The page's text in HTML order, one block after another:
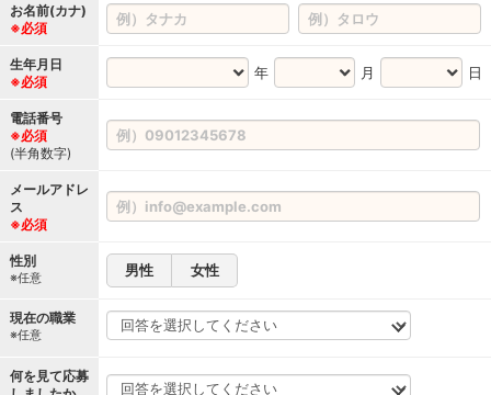
お名前(カナ)
※必須
生年月日
※必須
年 月 日
電話番号
※必須
(半角数字)
メールアドレ
ス
※必須
性別
※任意 男性 女性
現在の職業
※任意
何を見て応募